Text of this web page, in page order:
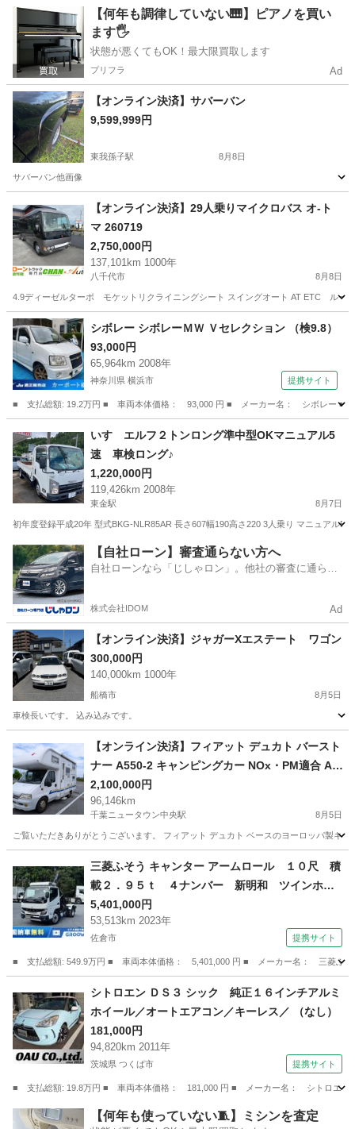
千葉 八千代市 その他 FRP
【何年も調律していない🎹】ピアノを買い
ます🖐️
状態が悪くてもOK！最大限買取します
プリフラ Ad
【オンライン決済】サバーバン
9,599,999円
東我孫子駅 8月8日
サバーバン他画像
東我孫子駅 その他
【オンライン決済】29人乗りマイクロバス オ-ト
マ 260719
2,750,000円
137,101km 1000年
八千代市 8月8日
4.9ディーゼルターボ モケットリクライニングシート スイングオート AT ETC ルー
千葉 八千代市 その他
シボレー シボレーＭＷ Ｖセレクション （検9.8）
93,000円
65,964km 2008年
神奈川県 横浜市 提携サイト
■ 支払総額: 19.2万円 ■ 車両本体価格： 93,000 円 ■ メーカー名： シボレー
いすゞエルフ２トンロング準中型OKマニュアル5
速 車検ロング♪
1,220,000円
119,426km 2008年
東金駅 8月7日
初年度登録平成20年 型式BKG-NLR85AR 長さ607幅190高さ220 3人乗り マニュアル5
千葉 東金市 東金駅 その他 ロング
【自社ローン】審査通らない方へ
自社ローンなら「じしゃロン」。他社の審査に通らな
株式会社IDOM Ad
【オンライン決済】ジャガーXエステート ワゴン
300,000円
140,000km 1000年
船橋市 8月5日
車検長いです。 込み込みです。
その他 ジャガー
【オンライン決済】フィアット デュカト バースト
ナー A550-2 キャンピングカー NOx・PM適合 AT
FFヒーター ルーフエアコン 温水シャワー 装備充
実
2,100,000円
96,146km
千葉ニュータウン中央駅 8月5日
ご覧いただきありがとうございます。 フィアット デュカト ベースのヨーロッパ製キ
千葉ニュータウン中央駅 その他
三菱ふそう キャンター アームロール １０尺 積
載２．９５ｔ ４ナンバー 新明和 ツインホイ
スト 走行５３千ｋｍ 車検付 ＭＴ Ｉ５ Ｅ
ＴＣ２．０ 積載２．９５ｔ コンテナ専用車
新明和アームロール キャブバックステップ 脱
着装置付コンテナ専用車 ＣＣＡ２３－１２
（検9.2）
5,401,000円
53,513km 2023年
佐倉市 提携サイト
■ 支払総額: 549.9万円 ■ 車両本体価格： 5,401,000 円 ■ メーカー名： 三菱
その他
シトロエン ＤＳ３ シック 純正１６インチアルミ
ホイール／オートエアコン／キーレス／ （なし）
181,000円
94,820km 2011年
茨城県 つくば市 提携サイト
■ 支払総額: 19.8万円 ■ 車両本体価格： 181,000 円 ■ メーカー名： シトロエ
茨城 つくば市 その他
【何年も使っていない🧵】ミシンを査定